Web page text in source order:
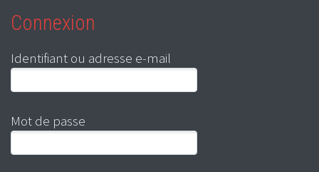
Connexion
Identifiant ou adresse e-mail
Mot de passe